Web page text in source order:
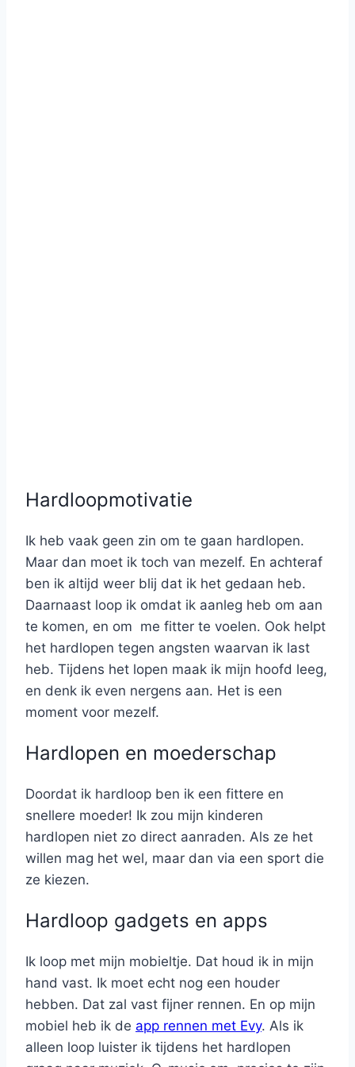
Hardloopmotivatie
Ik heb vaak geen zin om te gaan hardlopen.
Maar dan moet ik toch van mezelf. En achteraf
ben ik altijd weer blij dat ik het gedaan heb.
Daarnaast loop ik omdat ik aanleg heb om aan
te komen, en om me fitter te voelen. Ook helpt
het hardlopen tegen angsten waarvan ik last
heb. Tijdens het lopen maak ik mijn hoofd leeg,
en denk ik even nergens aan. Het is een
moment voor mezelf.
Hardlopen en moederschap
Doordat ik hardloop ben ik een fittere en
snellere moeder! Ik zou mijn kinderen
hardlopen niet zo direct aanraden. Als ze het
willen mag het wel, maar dan via een sport die
ze kiezen.
Hardloop gadgets en apps
Ik loop met mijn mobieltje. Dat houd ik in mijn
hand vast. Ik moet echt nog een houder
hebben. Dat zal vast fijner rennen. En op mijn
mobiel heb ik de app rennen met Evy. Als ik
alleen loop luister ik tijdens het hardlopen